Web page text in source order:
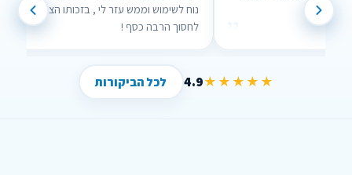
נוח לשימוש וממש עזר לי , בזכותו הצלחתי
לחסוך הרבה כסף !
”
★★★★★
4.9 לכל הביקורות